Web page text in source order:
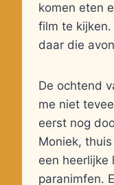
komen eten
film te
daar die
De ochtend
me niet
eerst nog
Moniek,
een heerlijke
paranimfen.